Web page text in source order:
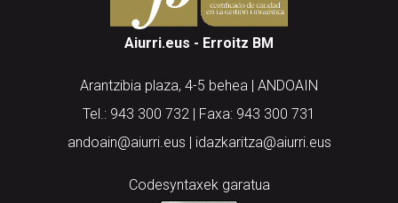
Aiurri.eus - Erroitz BM
Arantzibia plaza, 4-5 behea | ANDOAIN
Tel.: 943 300 732 | Faxa: 943 300 731
andoain@aiurri.eus | idazkaritza@aiurri.eus
Codesyntaxek garatua